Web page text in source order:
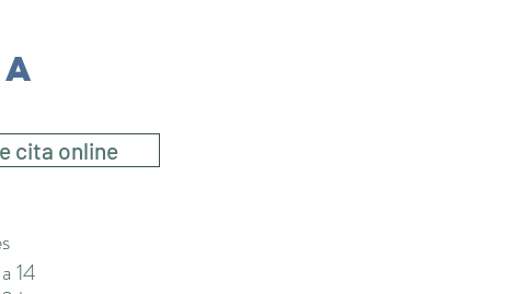
cita online
14